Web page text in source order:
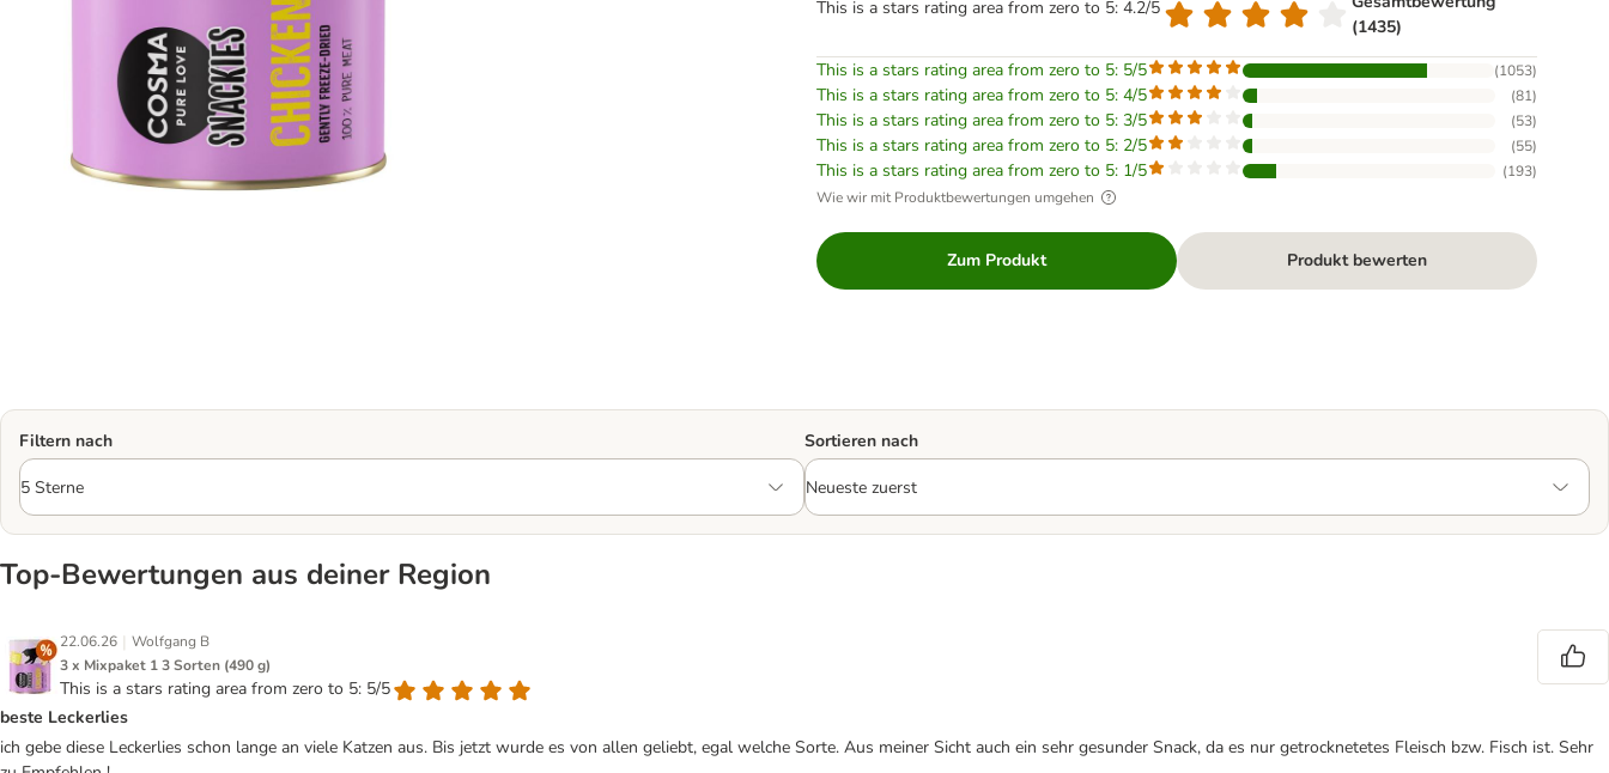
This is a stars rating area from zero to 5: 4.2/5
(1435)
This is a stars rating area from zero to 5: 5/5
(1053)
This is a stars rating area from zero to 5: 4/5 (81)
This is a stars rating area from zero to 5: 3/5 (53)
This is a stars rating area from zero to 5: 2/5 (55)
This is a stars rating area from zero to 5: 1/5 (193)
Wie wir mit Produktbewertungen umgehen
Zum Produkt Produkt bewerten
Filtern nach Sortieren nach
Top‑Bewertungen aus deiner Region
22.06.26 | Wolfgang B
3 x Mixpaket 1 3 Sorten (490 g)
This is a stars rating area from zero to 5: 5/5
beste Leckerlies
ich gebe diese Leckerlies schon lange an viele Katzen aus. Bis jetzt wurde es von allen geliebt, egal welche Sorte. Aus meiner Sicht auch ein sehr gesunder Snack, da es nur getrocknetetes Fleisch bzw. Fisch ist. Sehr